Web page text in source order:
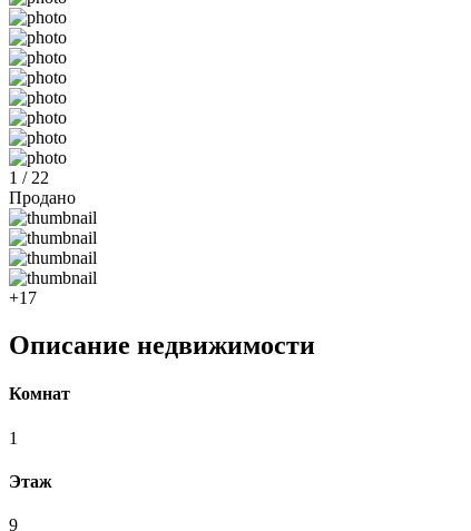
1 / 22
Продано
+17
Описание недвижимости
Комнат
1
Этаж
9